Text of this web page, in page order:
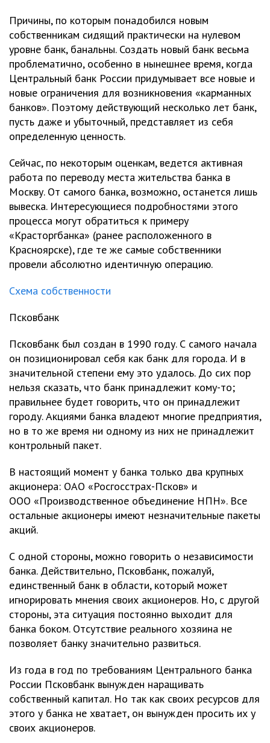
Причины, по которым понадобился новым
собственникам сидящий практически на нулевом
уровне банк, банальны. Создать новый банк весьма
проблематично, особенно в нынешнее время, когда
Центральный банк России придумывает все новые и
новые ограничения для возникновения «карманных
банков». Поэтому действующий несколько лет банк,
пусть даже и убыточный, представляет из себя
определенную ценность.
Сейчас, по некоторым оценкам, ведется активная
работа по переводу места жительства банка в
Москву. От самого банка, возможно, останется лишь
вывеска. Интересующиеся подробностями этого
процесса могут обратиться к примеру
«Красторгбанка» (ранее расположенного в
Красноярске), где те же самые собственники
провели абсолютно идентичную операцию.
Схема собственности
Псковбанк
Псковбанк был создан в 1990 году. С самого начала
он позиционировал себя как банк для города. И в
значительной степени ему это удалось. До сих пор
нельзя сказать, что банк принадлежит кому-то;
правильнее будет говорить, что он принадлежит
городу. Акциями банка владеют многие предприятия,
но в то же время ни одному из них не принадлежит
контрольный пакет.
В настоящий момент у банка только два крупных
акционера: ОАО «Росгосстрах-Псков» и
ООО «Производственное объединение НПН». Все
остальные акционеры имеют незначительные пакеты
акций.
С одной стороны, можно говорить о независимости
банка. Действительно, Псковбанк, пожалуй,
единственный банк в области, который может
игнорировать мнения своих акционеров. Но, с другой
стороны, эта ситуация постоянно выходит для
банка боком. Отсутствие реального хозяина не
позволяет банку значительно развиться.
Из года в год по требованиям Центрального банка
России Псковбанк вынужден наращивать
собственный капитал. Но так как своих ресурсов для
этого у банка не хватает, он вынужден просить их у
своих акционеров.